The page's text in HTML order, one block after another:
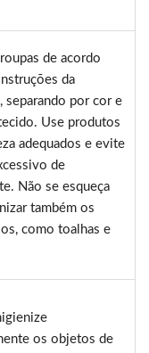
de acordo
da
separando por cor e
Use produtos
adequados e evite
de
Não se esqueça
também os
como toalhas e
os objetos de